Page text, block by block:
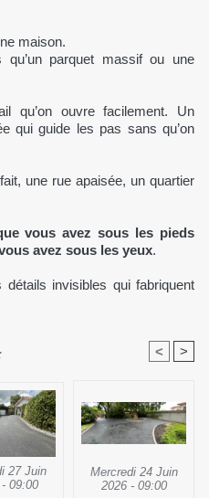
maison.
parquet massif ou une
qu’on ouvre facilement. Un
qui guide les pas sans qu’on
une rue apaisée, un quartier
vous avez sous les pieds
avez sous les yeux.
invisibles qui fabriquent
< >
27 Juin
09:00
Mercredi 24 Juin
2026 - 09:00